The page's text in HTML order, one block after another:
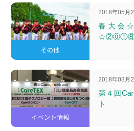
その他
2018年05月
春大会☆
イベント情報
2018年03月
第４回
ト